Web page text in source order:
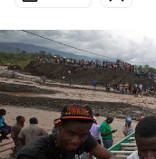
PODCAST
NEWSLETTER